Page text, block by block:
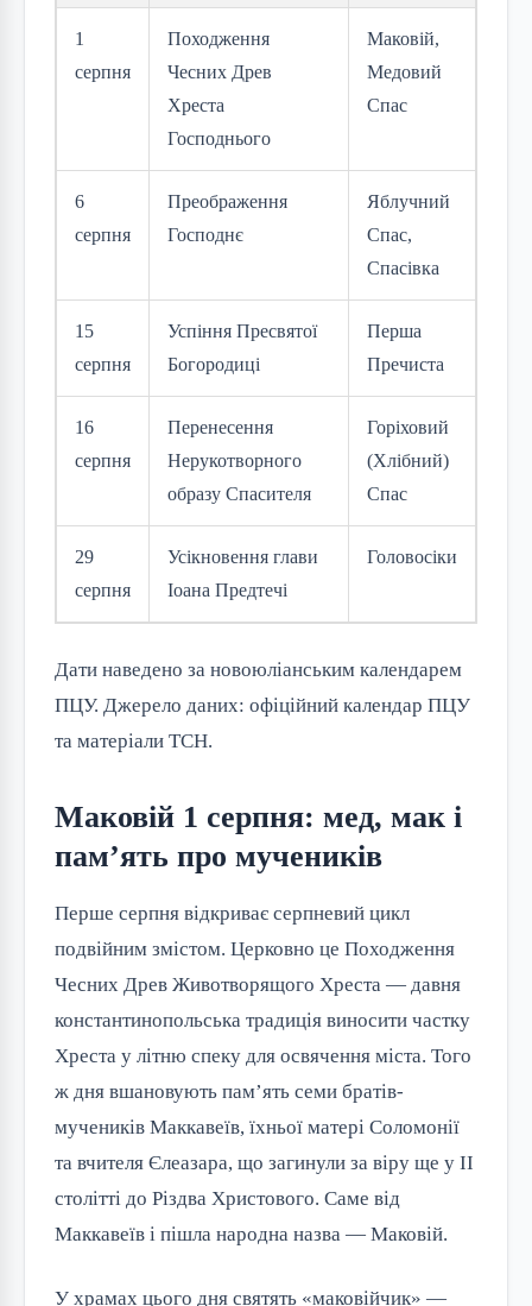
1
серпня
Походження
Чесних Древ
Хреста
Господнього
Маковій,
Медовий
Спас
6
серпня
Преображення
Господнє
Яблучний
Спас,
Спасівка
15
серпня
Успіння Пресвятої
Богородиці
Перша
Пречиста
16
серпня
Перенесення
Нерукотворного
образу Спасителя
Горіховий
(Хлібний)
Спас
29
серпня
Усікновення глави
Іоана Предтечі
Головосіки
Дати наведено за новоюліанським календарем
ПЦУ. Джерело даних: офіційний календар ПЦУ
та матеріали ТСН.
Маковій 1 серпня: мед, мак і
пам’ять про мучеників
Перше серпня відкриває серпневий цикл
подвійним змістом. Церковно це Походження
Чесних Древ Животворящого Хреста — давня
константинопольська традиція виносити частку
Хреста у літню спеку для освячення міста. Того
ж дня вшановують пам’ять семи братів-
мучеників Маккавеїв, їхньої матері Соломонії
та вчителя Єлеазара, що загинули за віру ще у II
столітті до Різдва Христового. Саме від
Маккавеїв і пішла народна назва — Маковій.
У храмах цього дня святять «маковійчик» —